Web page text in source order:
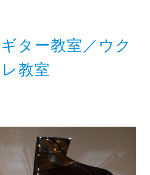
ター教室／ウク
教室